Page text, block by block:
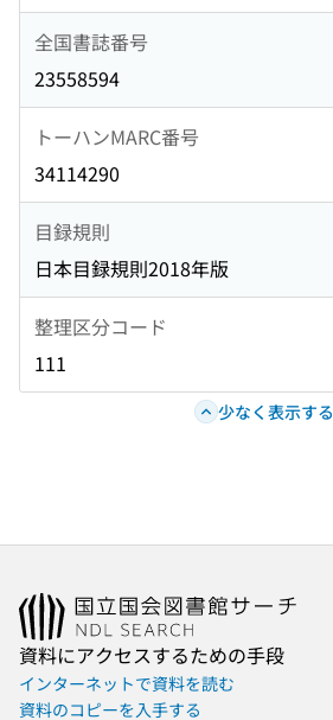
全国書誌番号
23558594
トーハンMARC番号
34114290
目録規則
日本目録規則2018年版
整理区分コード
111
少なく表示する
資料にアクセスするための手段
インターネットで資料を読む
資料のコピーを入手する